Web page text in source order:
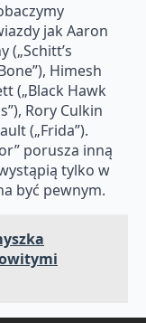
jak Aaron
(„Schitt’s
Himesh
(„Black Hawk
Rory Culkin
(„Frida”).
porusza inną
tylko w
być pewnym.